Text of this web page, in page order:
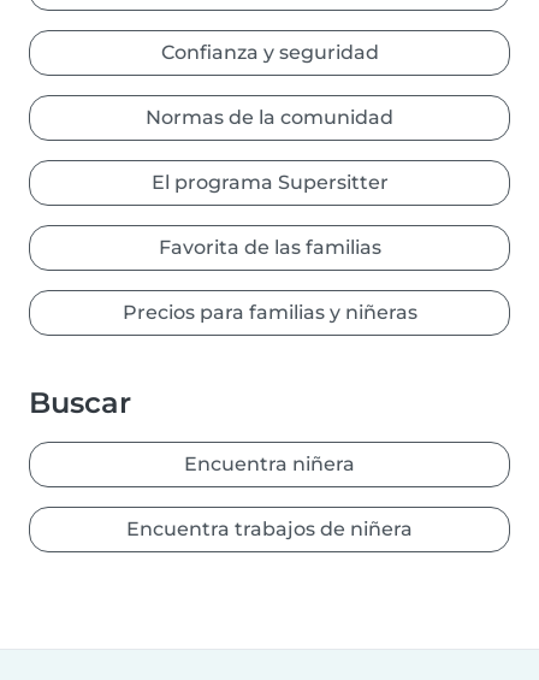
Confianza y seguridad
Normas de la comunidad
El programa Supersitter
Favorita de las familias
Precios para familias y niñeras
Buscar
Encuentra niñera
Encuentra trabajos de niñera